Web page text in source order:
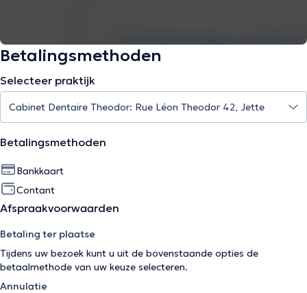
Betalingsmethoden
Selecteer praktijk
Betalingsmethoden
Bankkaart
Contant
Afspraakvoorwaarden
Betaling ter plaatse
Tijdens uw bezoek kunt u uit de bovenstaande opties de
betaalmethode van uw keuze selecteren.
Annulatie